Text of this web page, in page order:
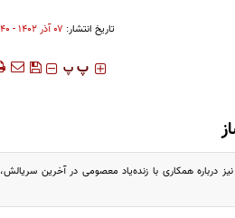
تاریخ انتشار: ۰۷ آذر ۱۴۰۲ - ۱۱:۴۰
‍‍‍ پ پ
درباره همکاری با زنده‌یاد معصومی در آخرین سریالش،